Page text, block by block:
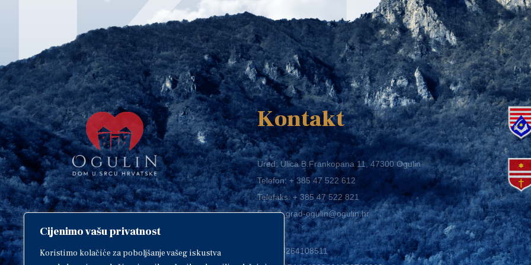
Cijenimo vašu privatnost
Koristimo kolačiće za poboljšanje vašeg iskustva
Copyright © 2018. Grad Ogulin,
sva prava pridržana.
Kontakt
Ured: Ulica B.Frankopana 11, 47300 Ogulin
Telefon:+ 385 47 522 612
Telefaks:+ 385 47 522 821
E-mail:grad-ogulin@ogulin.hr
OIB: 58264108511
IBAN: HR1424020061829700009